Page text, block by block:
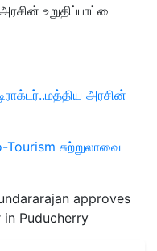
உறுதிப்பாட்டை
அரசின்
சுற்றுலாவை
approves
Puducherry